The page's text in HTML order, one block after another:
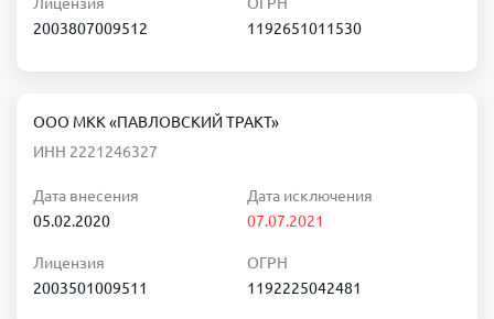
2003807009512
1192651011530
ООО МКК «ПАВЛОВСКИЙ ТРАКТ»
ИНН 2221246327
Дата внесения
05.02.2020
Дата исключения
07.07.2021
Лицензия
2003501009511
ОГРН
1192225042481